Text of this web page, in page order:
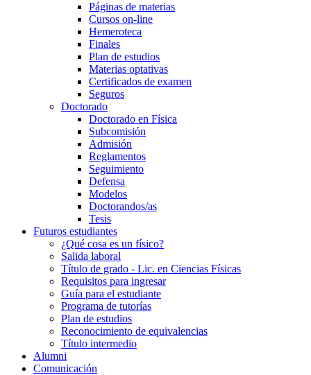
Páginas de materias
Cursos on-line
Hemeroteca
Finales
Plan de estudios
Materias optativas
Certificados de examen
Seguros
Doctorado
Doctorado en Física
Subcomisión
Admisión
Reglamentos
Seguimiento
Defensa
Modelos
Doctorandos/as
Tesis
Futuros estudiantes
¿Qué cosa es un físico?
Salida laboral
Título de grado - Lic. en Ciencias Físicas
Requisitos para ingresar
Guía para el estudiante
Programa de tutorías
Plan de estudios
Reconocimiento de equivalencias
Título intermedio
Alumni
Comunicación